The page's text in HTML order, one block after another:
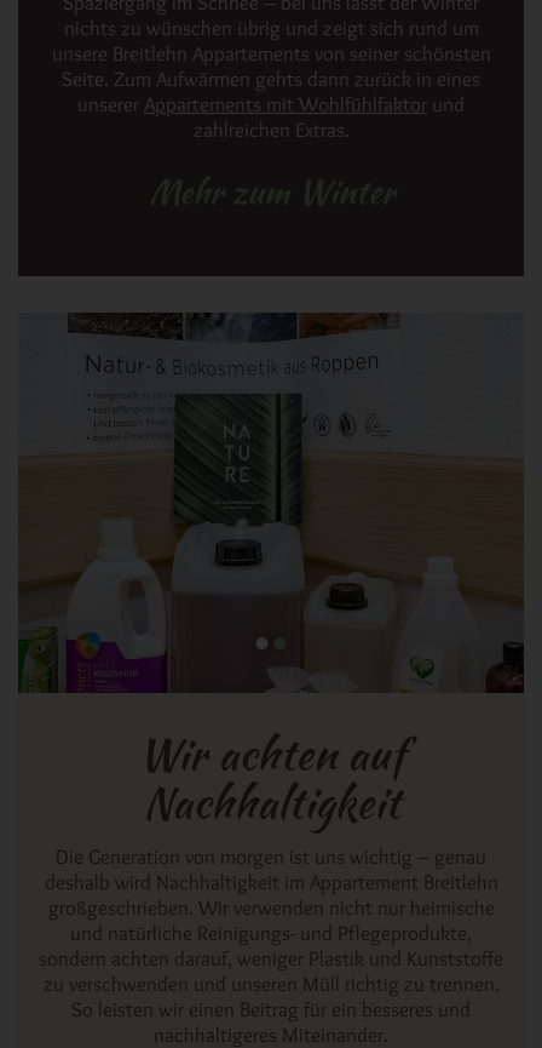
nichts zu wünschen übrig und zeigt sich rund um
unsere Breitlehn Appartements von seiner schönsten
Seite. Zum Aufwärmen gehts dann zurück in eines
unserer Appartements mit Wohlfühlfaktor und
zahlreichen Extras.
Mehr zum Winter
Wir achten auf
Nachhaltigkeit
Die Generation von morgen ist uns wichtig – genau
deshalb wird Nachhaltigkeit im Appartement Breitlehn
großgeschrieben. Wir verwenden nicht nur heimische
und natürliche Reinigungs- und Pflegeprodukte,
sondern achten darauf, weniger Plastik und Kunststoffe
zu verschwenden und unseren Müll richtig zu trennen.
So leisten wir einen Beitrag für ein besseres und
nachhaltigeres Miteinander.